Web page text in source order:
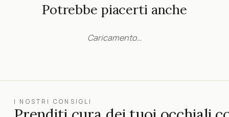
Potrebbe piacerti anche
Caricamento…
I NOSTRI CONSIGLI